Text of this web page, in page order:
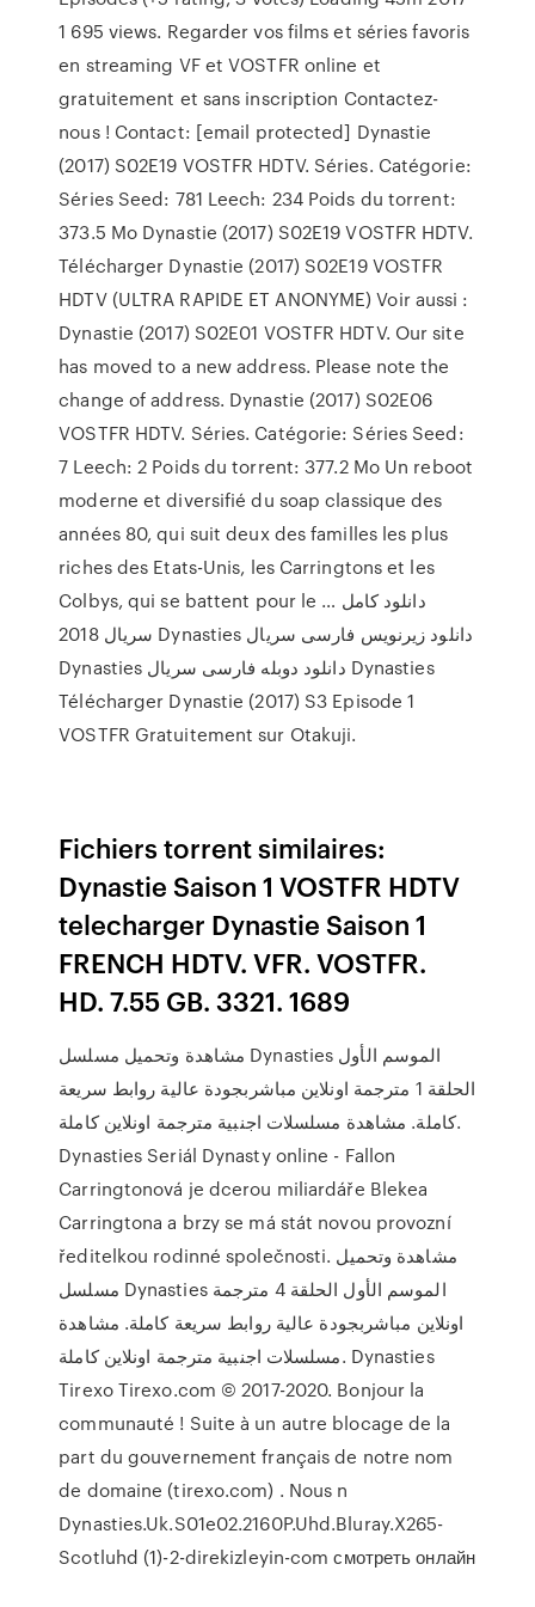
1 695 views. Regarder vos films et séries favoris
en streaming VF et VOSTFR online et
gratuitement et sans inscription Contactez-
nous ! Contact: [email protected] Dynastie
(2017) S02E19 VOSTFR HDTV. Séries. Catégorie:
Séries Seed: 781 Leech: 234 Poids du torrent:
373.5 Mo Dynastie (2017) S02E19 VOSTFR HDTV.
Télécharger Dynastie (2017) S02E19 VOSTFR
HDTV (ULTRA RAPIDE ET ANONYME) Voir aussi :
Dynastie (2017) S02E01 VOSTFR HDTV. Our site
has moved to a new address. Please note the
change of address. Dynastie (2017) S02E06
VOSTFR HDTV. Séries. Catégorie: Séries Seed:
7 Leech: 2 Poids du torrent: 377.2 Mo Un reboot
moderne et diversifié du soap classique des
années 80, qui suit deux des familles les plus
riches des Etats-Unis, les Carringtons et les
Colbys, qui se battent pour le … دانلود کامل
سریال 2018 Dynasties دانلود زیرنویس فارسی سریال
Dynasties دانلود دوبله فارسی سریال Dynasties
Télécharger Dynastie (2017) S3 Episode 1
VOSTFR Gratuitement sur Otakuji.
Fichiers torrent similaires:
Dynastie Saison 1 VOSTFR HDTV
telecharger Dynastie Saison 1
FRENCH HDTV. VFR. VOSTFR.
HD. 7.55 GB. 3321. 1689
مشاهدة وتحميل مسلسل Dynasties الموسم الأول
الحلقة 1 مترجمة اونلاين مباشربجودة عالية روابط سريعة
كاملة. مشاهدة مسلسلات اجنبية مترجمة اونلاين كاملة.
Dynasties Seriál Dynasty online - Fallon
Carringtonová je dcerou miliardáře Blekea
Carringtona a brzy se má stát novou provozní
ředitelkou rodinné společnosti. مشاهدة وتحميل
مسلسل Dynasties الموسم الأول الحلقة 4 مترجمة
اونلاين مباشربجودة عالية روابط سريعة كاملة. مشاهدة
مسلسلات اجنبية مترجمة اونلاين كاملة. Dynasties
Tirexo Tirexo.com © 2017-2020. Bonjour la
communauté ! Suite à un autre blocage de la
part du gouvernement français de notre nom
de domaine (tirexo.com) . Nous n
Dynasties.Uk.S01e02.2160P.Uhd.Bluray.X265-
Scotluhd (1)-2-direkizleyin-com смотреть онлайн